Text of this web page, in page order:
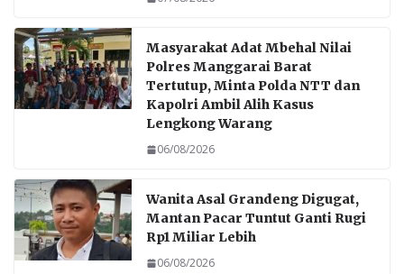
Masyarakat Adat Mbehal Nilai
Polres Manggarai Barat
Tertutup, Minta Polda NTT dan
Kapolri Ambil Alih Kasus
Lengkong Warang
06/08/2026
Wanita Asal Grandeng Digugat,
Mantan Pacar Tuntut Ganti Rugi
Rp1 Miliar Lebih
06/08/2026